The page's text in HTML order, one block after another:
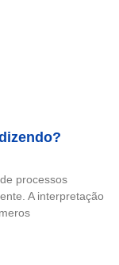
processos
A interpretação